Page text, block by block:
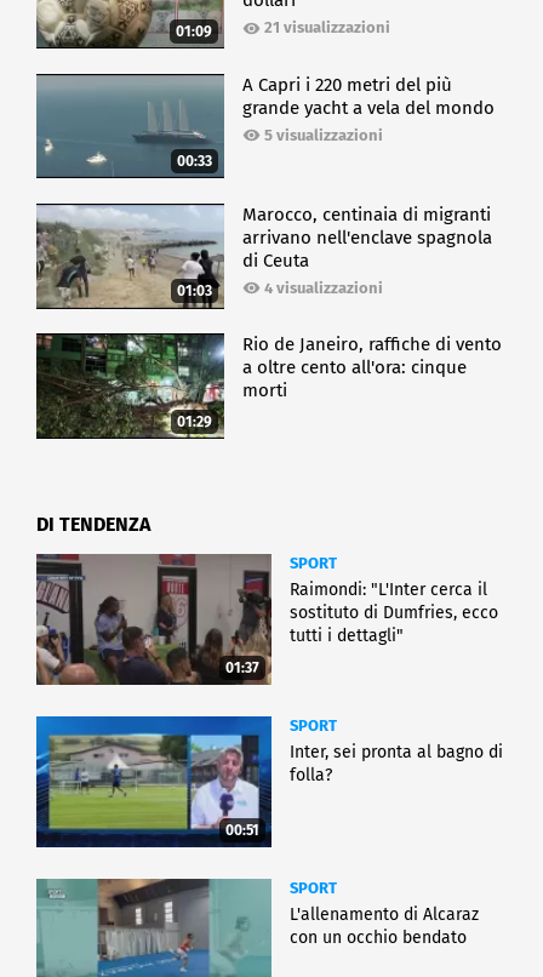
01:09 21 visualizzazioni
00:33
A Capri i 220 metri del più
grande yacht a vela del mondo
5 visualizzazioni
01:03
Marocco, centinaia di migranti
arrivano nell'enclave spagnola
di Ceuta
4 visualizzazioni
01:29
Rio de Janeiro, raffiche di vento
a oltre cento all'ora: cinque
morti
DI TENDENZA
01:37
SPORT
Raimondi: "L'Inter cerca il
sostituto di Dumfries, ecco
tutti i dettagli"
00:51
SPORT
Inter, sei pronta al bagno di
folla?
SPORT
L'allenamento di Alcaraz
con un occhio bendato